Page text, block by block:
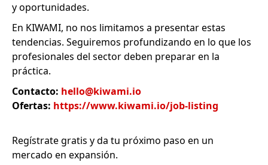
y oportunidades.
En KIWAMI, no nos limitamos a presentar estas
tendencias. Seguiremos profundizando en lo que los
profesionales del sector deben preparar en la
práctica.
Contacto: hello@kiwami.io
Ofertas: https://www.kiwami.io/job-listing
Regístrate gratis y da tu próximo paso en un
mercado en expansión.